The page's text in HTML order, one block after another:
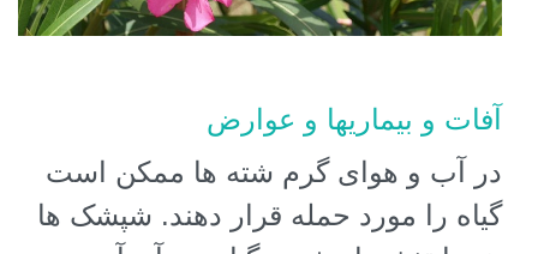
آفات و بیماریها و عوارض
در آب و هوای گرم شته ها ممکن است
گیاه را مورد حمله قرار دهند. شپشک ها